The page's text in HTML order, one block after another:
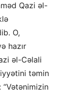
Qazi əl-
O,
hazır
əl-Cəlali
təmin